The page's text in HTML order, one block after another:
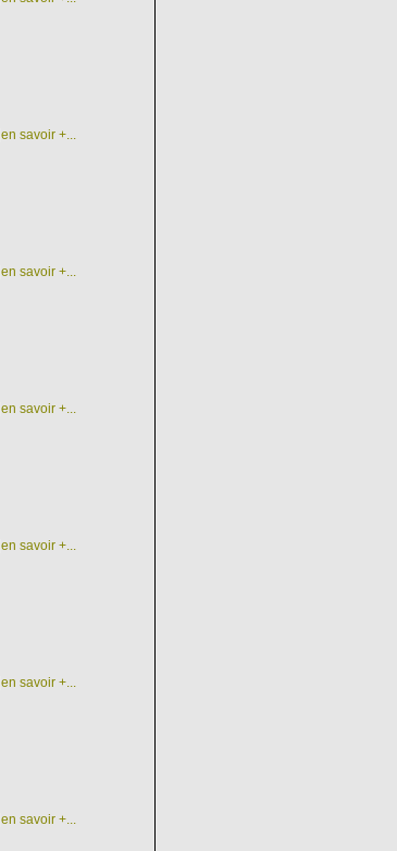
en savoir +...
en savoir +...
en savoir +...
en savoir +...
en savoir +...
en savoir +...